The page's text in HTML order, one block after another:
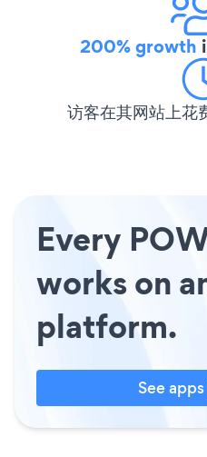
200% growth
访客在其网站上花
Every
works on
platform.
See